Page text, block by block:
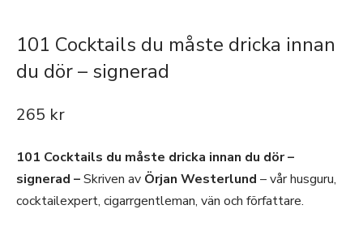
101 Cocktails du måste dricka innan
du dör – signerad
265 kr
101 Cocktails du måste dricka innan du dör –
signerad –Skriven av Örjan Westerlund – vår husguru,
cocktailexpert, cigarrgentleman, vän och författare.